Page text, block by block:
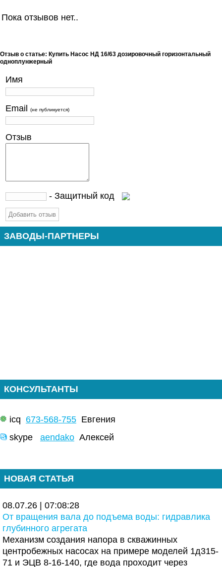
Пока отзывов нет..
Отзыв о статье: Купить Насос НД 16/63 дозировочный горизонтальный
одноплунжерный
Имя
Email (не публикуется)
Отзыв
- Защитный код
ЗАВОДЫ-ПАРТНЕРЫ
КОНСУЛЬТАНТЫ
icq 673-568-755 Евгения
skype aendako Алексей
НОВАЯ СТАТЬЯ
08.07.26 | 07:08:28
От вращения вала до подъема воды: гидравлика
глубинного агрегата
Механизм создания напора в скважинных
центробежных насосах на примере моделей 1д315-
71 и ЭЦВ 8-16-140, где вода проходит через